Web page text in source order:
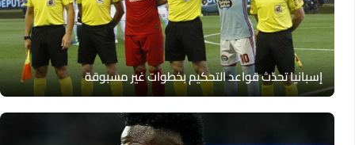
إسبانيا تحدّث قواعد التحكيم بخطوات غير مسبوقة